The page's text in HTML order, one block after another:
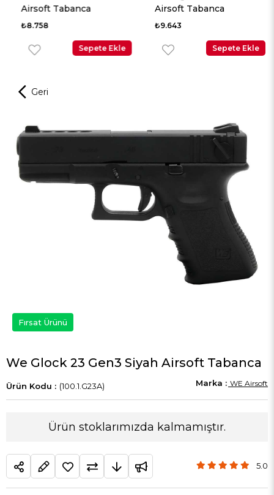
Airsoft Tabanca
₺8.758
Sepete Ekle
Airsoft Tabanca
₺9.643
Sepete Ekle
Fırsat Ürünü
We Glock 23 Gen3 Siyah Airsoft Tabanca
(100.1.G23A) WE Airsoft
Ürün stoklarımızda kalmamıştır.
5.0